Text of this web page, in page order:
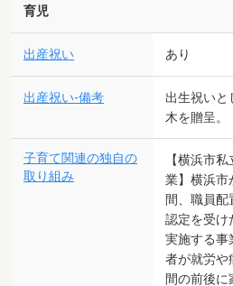
育児
出産祝い あり
出産祝い-備考
出生祝いと
木を贈呈。
子育て関連の独自の
取り組み
【横浜市
業】横浜市
間、職員
認定を受け
実施する事
者が就労や
間の前後